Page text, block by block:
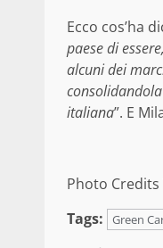
Ecco cos’ha
paese di
alcuni dei
italiana”. E
Photo
Tags:
Green